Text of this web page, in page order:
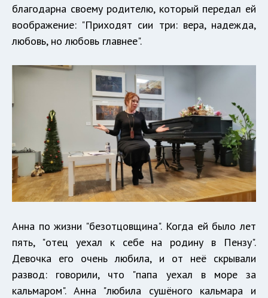
благодарна своему родителю, который передал ей
воображение: "Приходят сии три: вера, надежда,
любовь, но любовь главнее".
Анна по жизни "безотцовщина". Когда ей было лет
пять, "отец уехал к себе на родину в Пензу".
Девочка его очень любила, и от неё скрывали
развод: говорили, что "папа уехал в море за
кальмаром". Анна "любила сушёного кальмара и